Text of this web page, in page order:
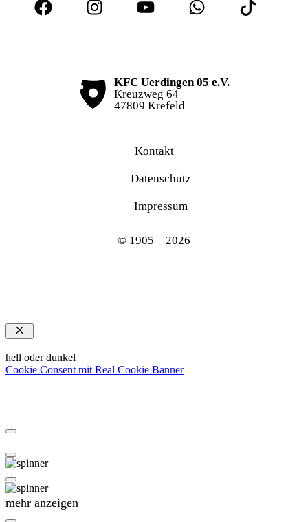
KFC Uerdingen 05 e.V.
Kreuzweg 64
47809 Krefeld
Kontakt
Datenschutz
Impressum
© 1905 – 2026
Schließen
hell oder dunkel
Cookie Consent mit Real Cookie Banner
mehr anzeigen